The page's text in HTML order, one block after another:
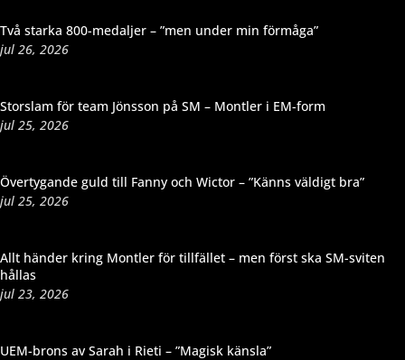
Två starka 800-medaljer – ”men under min förmåga”
jul 26, 2026
Storslam för team Jönsson på SM – Montler i EM-form
jul 25, 2026
Övertygande guld till Fanny och Wictor – ”Känns väldigt bra”
jul 25, 2026
Allt händer kring Montler för tillfället – men först ska SM-sviten
hållas
jul 23, 2026
UEM-brons av Sarah i Rieti – ”Magisk känsla”